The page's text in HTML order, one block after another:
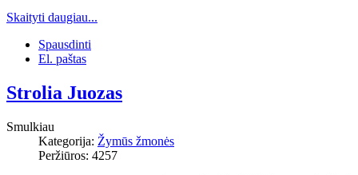
Skaityti daugiau...
Spausdinti
El. paštas
Strolia Juozas
Smulkiau
Kategorija: Žymūs žmonės
Peržiūros: 4257